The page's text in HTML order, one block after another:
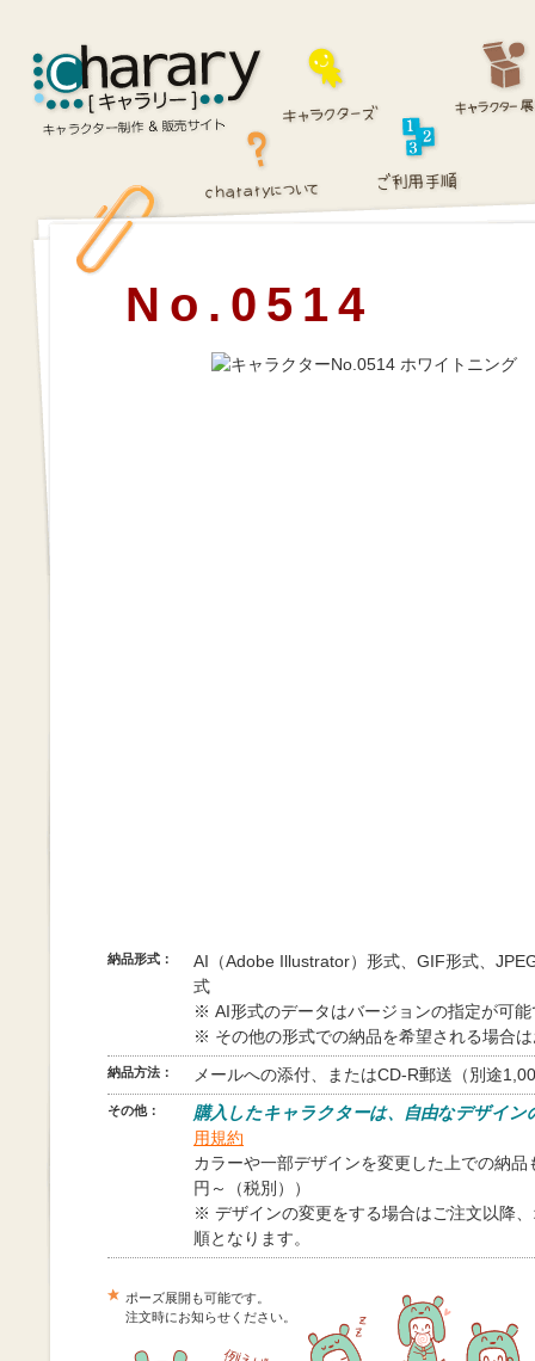
No.0514
納品形式：
AI（Adobe Illustrator）形式、GIF形式、
式
※ AI形式のデータはバージョンの指定が可能
※ その他の形式での納品を希望される場合
納品方法： メールへの添付、またはCD-R郵送（別途
その他：
購入したキャラクターは、自由なデザイン
用規約
カラーや一部デザインを変更した上での納
円～（税別））
※ デザインの変更をする場合はご注文以降
順となります。
ポーズ展開も可能です。
注文時にお知らせください。